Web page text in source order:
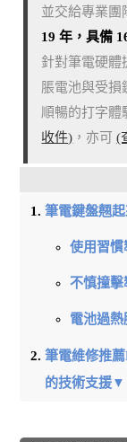
並交給專業團
19 年，具備
針對筆電硬體
脹電池與受損
順暢的打字
收件) ，亦可(
筆電鍵盤翹
使用習
不慎撞
電池過
筆電維修推
的技術支援▼